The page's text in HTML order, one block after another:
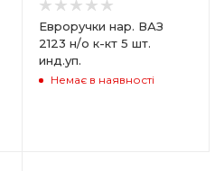
Евроручки нар. ВАЗ
2123 н/о к-кт 5 шт.
инд.уп.
Немає в наявності